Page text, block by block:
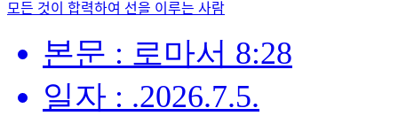
모든 것이 합력하여 선을 이루는 사람
본문 : 로마서 8:28
일자 : .2026.7.5.